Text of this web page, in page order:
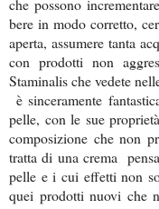
che possono
bere in modo corretto,
aperta, assumere tanta
con prodotti non
Staminalis che vedete
è sinceramente
pelle, con le sue
composizione che non
tratta di una crema
pelle e i cui effetti non
quei prodotti nuovi che